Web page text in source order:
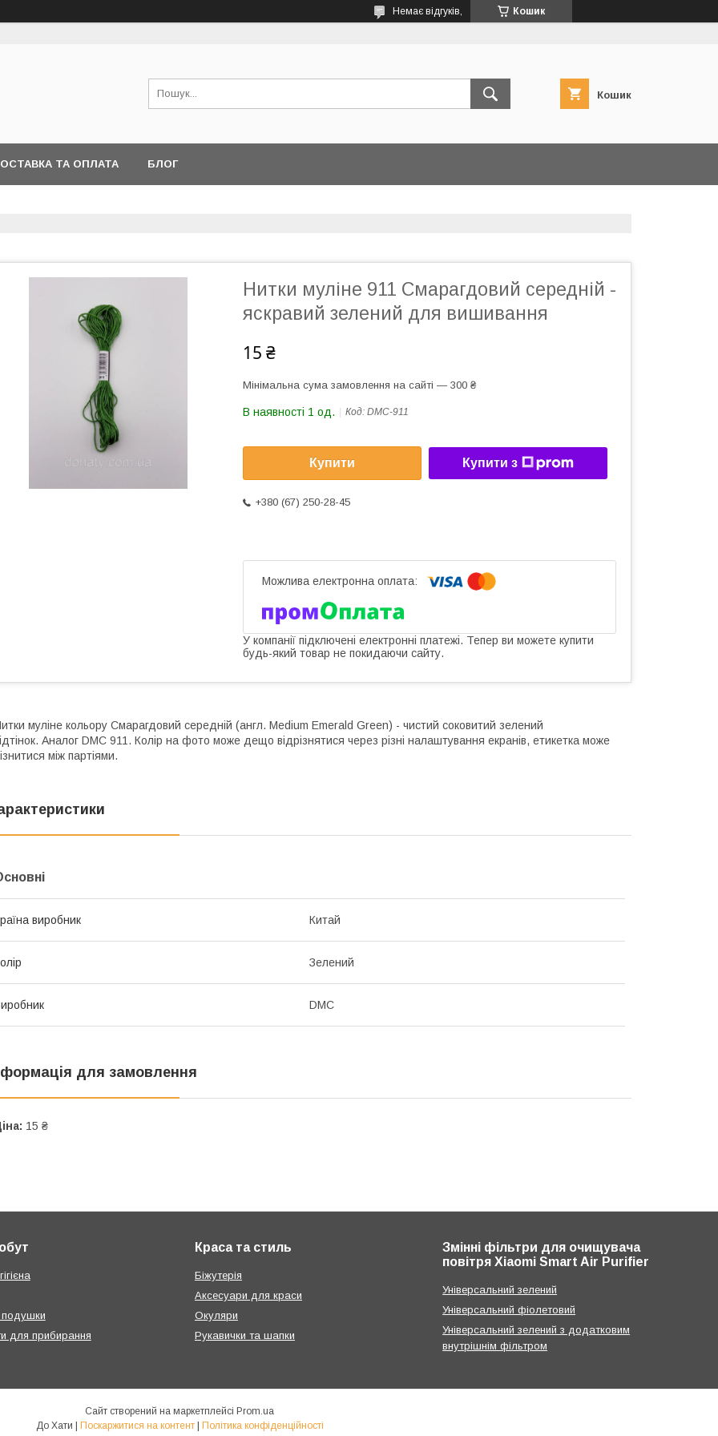
Кошик
Немає відгуків,
Кошик
ТА ОПЛАТА БЛОГ
Нитки муліне 911 Смарагдовий середній -
яскравий зелений для вишивання
15 ₴
Мінімальна сума замовлення на сайті — 300 ₴
В наявності 1 од. Код: DMC-911
Купити Купити з
+380 (67) 250-28-45
У компанії підключені електронні платежі. Тепер ви можете купити
будь-який товар не покидаючи сайту.
муліне кольору Смарагдовий середній (англ. Medium Emerald Green) - чистий соковитий зелений
Аналог DMC 911. Колір на фото може дещо відрізнятися через різні налаштування екранів, етикетка може
між партіями.
виробник Китай
Зелений
DMC
для замовлення
15 ₴
для прибирання
Краса та стиль
Біжутерія
Аксесуари для краси
Окуляри
Рукавички та шапки
Змінні фільтри для очищувача
повітря Xiaomi Smart Air Purifier
Універсальний зелений
Універсальний фіолетовий
Універсальний зелений з додатковим
внутрішнім фільтром
Сайт створений на маркетплейсі Prom.ua
Поскаржитися на контент Політика конфіденційності